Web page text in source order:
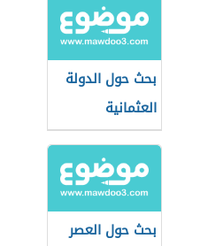
بحث حول الدولة
العثمانية
بحث حول العصر